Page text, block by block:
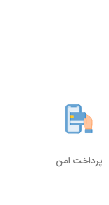
پرداخت امن